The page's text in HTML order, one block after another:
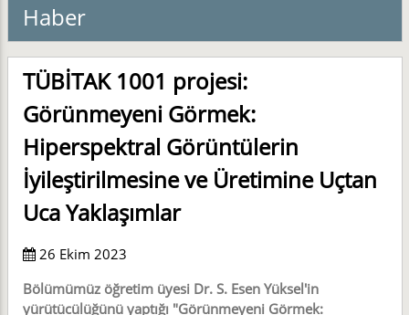
Haber
TÜBİTAK 1001 projesi:
Görünmeyeni Görmek:
Hiperspektral Görüntülerin
İyileştirilmesine ve Üretimine Uçtan
Uca Yaklaşımlar
26 Ekim 2023
Bölümümüz öğretim üyesi Dr. S. Esen Yüksel'in
yürütücülüğünü yaptığı "Görünmeyeni Görmek: